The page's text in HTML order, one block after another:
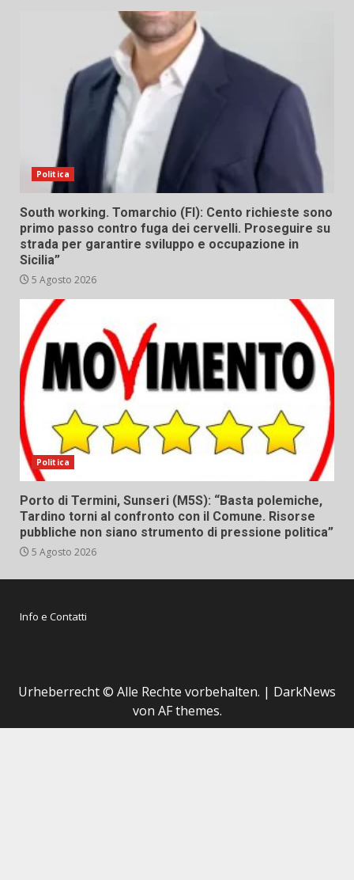
Politica
South working. Tomarchio (FI): Cento richieste sono
primo passo contro fuga dei cervelli. Proseguire su
strada per garantire sviluppo e occupazione in
Sicilia”
5 Agosto 2026
Politica
Porto di Termini, Sunseri (M5S): “Basta polemiche,
Tardino torni al confronto con il Comune. Risorse
pubbliche non siano strumento di pressione politica”
5 Agosto 2026
Info e Contatti
Urheberrecht © Alle Rechte vorbehalten. | DarkNews
von AF themes.